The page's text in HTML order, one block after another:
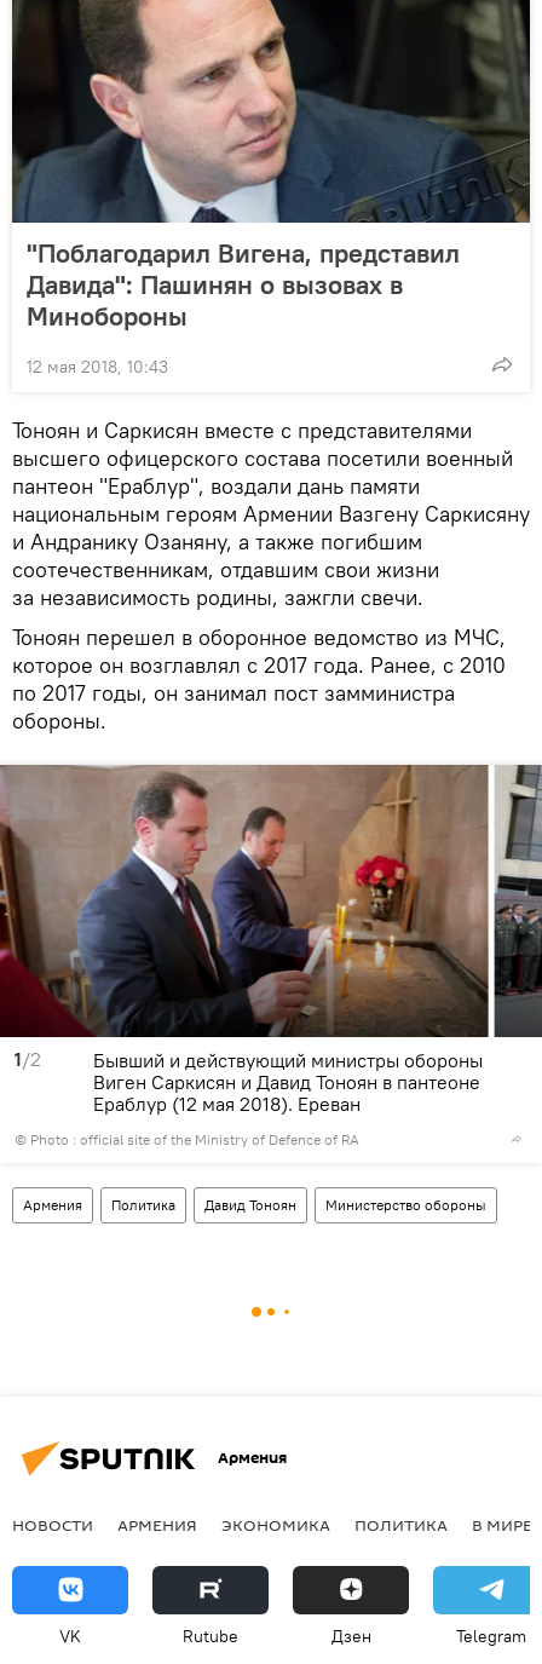
"Поблагодарил Вигена, представил
Давида": Пашинян о вызовах в
Минобороны
12 мая 2018, 10:43
Тоноян и Саркисян вместе с представителями
высшего офицерского состава посетили военный
пантеон "Ераблур", воздали дань памяти
национальным героям Армении Вазгену Саркисяну
и Андранику Озаняну, а также погибшим
соотечественникам, отдавшим свои жизни
за независимость родины, зажгли свечи.
Тоноян перешел в оборонное ведомство из МЧС,
которое он возглавлял с 2017 года. Ранее, с 2010
по 2017 годы, он занимал пост замминистра
обороны.
1/2
© Photo : official site of the Ministry of Defence of RA
Бывший и действующий министры обороны
Виген Саркисян и Давид Тоноян в пантеоне
Ераблур (12 мая 2018). Еревaн
Армения Политика Давид Тоноян Министерство обороны
Армения
НОВОСТИ АРМЕНИЯ ЭКОНОМИКА ПОЛИТИКА В МИРЕ
VK Rutube Дзен Telegram